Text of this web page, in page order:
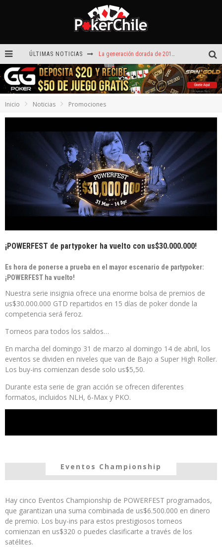
ÚLTIMAS NOTICIAS La generación dorada de 2011: el año en que Chile conquistó el póker internacional
¡Sábado de ases! Punta Arenas y Valdivia repartieron más de $3,8 millones
ROAD TO CLSOP Puerto Plata, satélite a Main Event.
Víctor Armijo y Carlos Beltrán celebraron en los torneos Turbo de Dreams
Hoy camiseta Firmada por Arturo Vidal gratis en GGPoker
Inicio Noticias Promociones
¡POWERFEST de partypoker ha vuelto con us$30.000.000!
Es hora de ponerse a prueba en el mayor escenario de partypoker:
¡POWERFEST ha vuelto!
Nuestra serie insignia ofrece una enorme bolsa de premios de
us$30.000.000 GTD repartidos en 15 días de poker donde la
competencia será feroz.
Torneos para todos los saldos…
En marcha del domingo 31 de marzo al domingo 14 de abril, los
eventos se dividen en niveles que van de Bajo a Super High Roller.
Los buy-ins comienzan desde solo us$5,50.
Durante esta serie de gran acción se ofrecen diferentes
formatos, incluidos NLH, 6-Max y PKO.
Eventos Championship
Hay cinco Eventos Championship de POWERFEST programados,
que garantizan una suma combinada de us$6.500.000 en dinero
de premio. Los buy-ins para estos prestigiosos torneos
comienzan en us$320 o puedes clasificarte a través de los
satélites.